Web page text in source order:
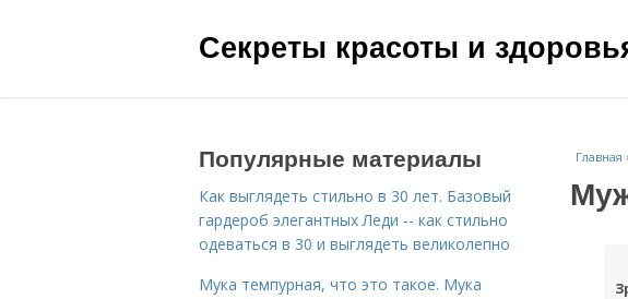
Секреты красоты и
Главная
Популярные материалы
Как выглядеть стильно в 30 лет. Базовый
гардероб элегантных Леди -- как стильно
одеваться в 30 и выглядеть великолепно
Мука темпурная, что это такое. Мука